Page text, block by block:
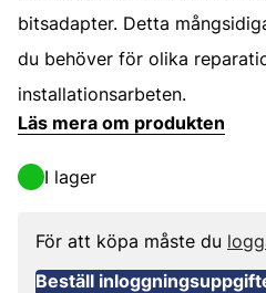
bitsadapter. Detta
du behöver för olika
installationsarbeten.
Läs mera om produkten
I lager
För att köpa måste du
Beställ